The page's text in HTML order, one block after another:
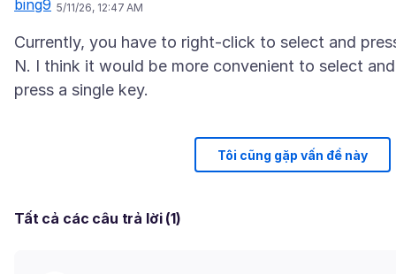
5/11/26, 12:47 AM
Currently, you have to right-click to select and
N. I think it would be more convenient to select and
Tôi cũng gặp vấn đề này
Tất cả các câu trả lời (1)